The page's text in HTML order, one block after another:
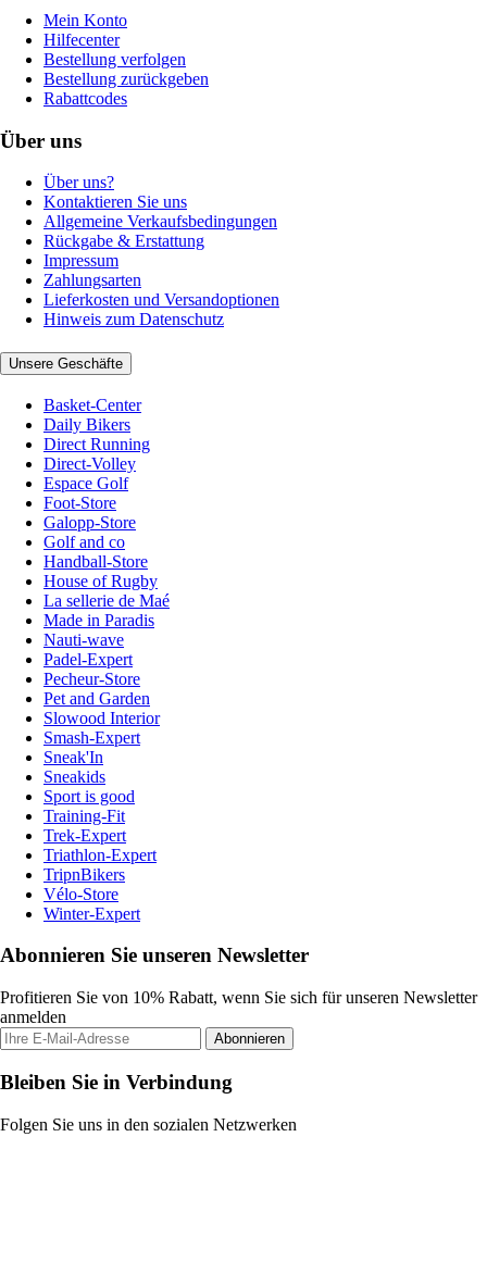
Mein Konto
Hilfecenter
Bestellung verfolgen
Bestellung zurückgeben
Rabattcodes
Über uns
Über uns?
Kontaktieren Sie uns
Allgemeine Verkaufsbedingungen
Rückgabe & Erstattung
Impressum
Zahlungsarten
Lieferkosten und Versandoptionen
Hinweis zum Datenschutz
Unsere Geschäfte
Basket-Center
Daily Bikers
Direct Running
Direct-Volley
Espace Golf
Foot-Store
Galopp-Store
Golf and co
Handball-Store
House of Rugby
La sellerie de Maé
Made in Paradis
Nauti-wave
Padel-Expert
Pecheur-Store
Pet and Garden
Slowood Interior
Smash-Expert
Sneak'In
Sneakids
Sport is good
Training-Fit
Trek-Expert
Triathlon-Expert
TripnBikers
Vélo-Store
Winter-Expert
Abonnieren Sie unseren Newsletter
Profitieren Sie von 10% Rabatt, wenn Sie sich für unseren Newsletter
anmelden
Abonnieren
Bleiben Sie in Verbindung
Folgen Sie uns in den sozialen Netzwerken